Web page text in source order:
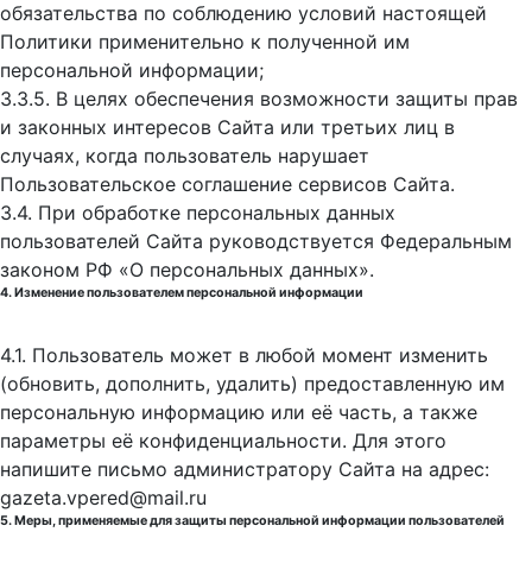
обязательства по соблюдению условий настоящей
Политики применительно к полученной им
персональной информации;
3.3.5. В целях обеспечения возможности защиты прав
и законных интересов Сайта или третьих лиц в
случаях, когда пользователь нарушает
Пользовательское соглашение сервисов Сайта.
3.4. При обработке персональных данных
пользователей Сайта руководствуется Федеральным
законом РФ «О персональных данных».
4. Изменение пользователем персональной информации
4.1. Пользователь может в любой момент изменить
(обновить, дополнить, удалить) предоставленную им
персональную информацию или её часть, а также
параметры её конфиденциальности. Для этого
напишите письмо администратору Сайта на адрес:
gazeta.vpered@mail.ru
5. Меры, применяемые для защиты персональной информации пользователей